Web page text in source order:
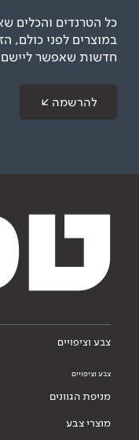
כל הטרנדים והכלים
במוצרים לפני כולם,
חדשות שאפשר ליישם
להרשמה
צבע וציפויים
צבע וציפויים
מניפת הגוונים
מוצרי צבע